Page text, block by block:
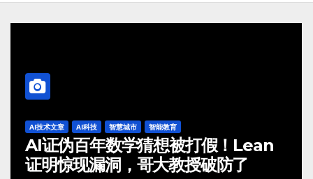
AI技术文章 AI科技 智慧城市 智能教育
AI证伪百年数学猜想被打假！Lean
证明惊现漏洞，哥大教授破防了